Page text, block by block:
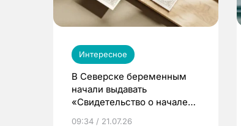
Интересное
В Северске беременным
начали выдавать
«Свидетельство о начале
09:34 / 21.07.26